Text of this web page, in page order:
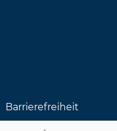
Barrierefreiheit